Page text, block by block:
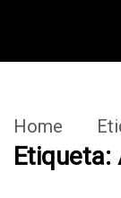
Home
Etiqueta: